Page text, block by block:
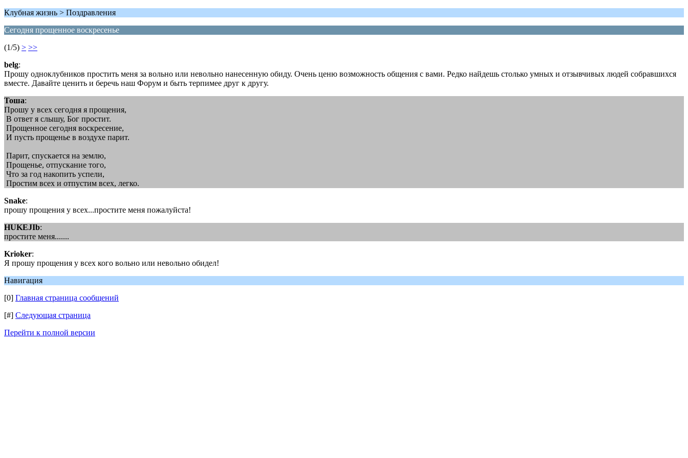
Клубная жизнь > Поздравления
Сегодня прощенное воскресенье
(1/5) > >>
belg:
Прошу одноклубников простить меня за вольно или невольно нанесенную обиду. Очень ценю возможность общения с вами. Редко найдешь столько умных и отзывчивых людей собравшихся
вместе. Давайте ценить и беречь наш Форум и быть терпимее друг к другу.
Тоша:
Прошу у всех сегодня я прощения,
В ответ я слышу, Бог простит.
Прощенное сегодня воскресение,
И пусть прощенье в воздухе парит.
Парит, спускается на землю,
Прощенье, отпускание того,
Что за год накопить успели,
Простим всех и отпустим всех, легко.
Snake:
прошу прощения у всех...простите меня пожалуйста!
HUKEJIb:
простите меня.......
Krioker:
Я прошу прощения у всех кого вольно или невольно обидел!
Навигация
[0] Главная страница сообщений
[#] Следующая страница
Перейти к полной версии